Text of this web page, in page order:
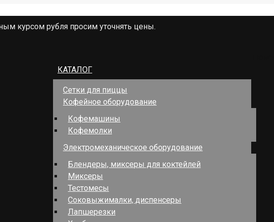
курсом рубля просим уточнять цены.
КАТАЛОГ
Сетки для пиццы
Кофейное оборудование
Кофемашины
Кофемолки
Электромеханическое оборудование
Блендеры, миксеры для коктейлей
Миксеры
Тестомесы
Соковыжималки, диспенсеры
Лапшерезки